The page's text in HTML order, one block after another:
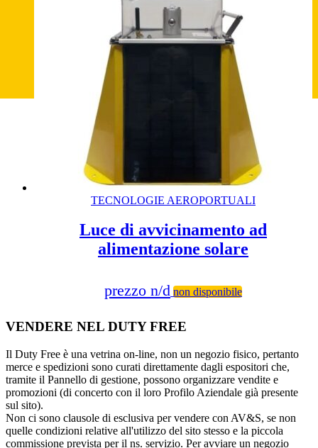
TECNOLOGIE AEROPORTUALI
Luce di avvicinamento ad
alimentazione solare
prezzo n/d non disponibile
VENDERE NEL DUTY FREE
Il Duty Free è una vetrina on-line, non un negozio fisico, pertanto
merce e spedizioni sono curati direttamente dagli espositori che,
tramite il Pannello di gestione, possono organizzare vendite e
promozioni (di concerto con il loro Profilo Aziendale già presente
sul sito).
Non ci sono clausole di esclusiva per vendere con AV&S, se non
quelle condizioni relative all'utilizzo del sito stesso e la piccola
commissione prevista per il ns. servizio. Per avviare un negozio